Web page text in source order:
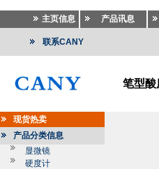
主页信息 产品讯息
联系CANY
笔型酸
现货热卖
产品分类信息
显微镜
硬度计